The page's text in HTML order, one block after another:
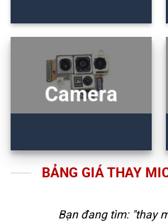
Camera
BẢNG GIÁ THAY
Bạn đang tìm: "thay